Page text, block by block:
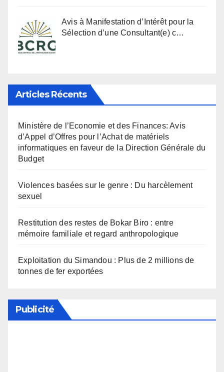
Avis à Manifestation d’Intérêt pour la
Sélection d’une Consultant(e) c…
Articles Récents
Ministère de l’Economie et des Finances: Avis
d’Appel d’Offres pour l’Achat de matériels
informatiques en faveur de la Direction Générale du
Budget
Violences basées sur le genre : Du harcèlement
sexuel
Restitution des restes de Bokar Biro : entre
mémoire familiale et regard anthropologique
Exploitation du Simandou : Plus de 2 millions de
tonnes de fer exportées
Publicité